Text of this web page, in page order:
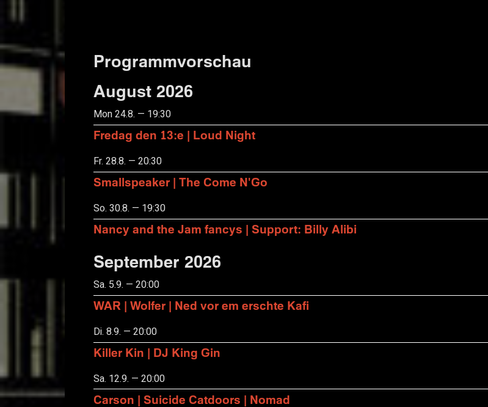
Programmvorschau
August 2026
Mon 24.8. — 19:30
Fredag den 13:e | Loud Night
Fr. 28.8. — 20:30
Smallspeaker | The Come N'Go
So. 30.8. — 19:30
Nancy and the Jam fancys | Support: Billy Alibi
September 2026
Sa. 5.9. — 20:00
WAR | Wolfer | Ned vor em erschte Kafi
Di. 8.9. — 20:00
Killer Kin | DJ King Gin
Sa. 12.9. — 20:00
Carson | Suicide Catdoors | Nomad